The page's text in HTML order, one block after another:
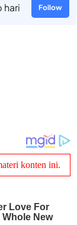
hari Follow